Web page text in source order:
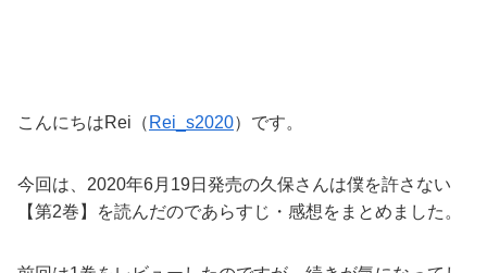
こんにちはRei（ Rei_s2020）です。
今回は、2020年6月19日発売の久保さんは僕を許さない
【第2巻】を読んだのであらすじ・感想をまとめました。